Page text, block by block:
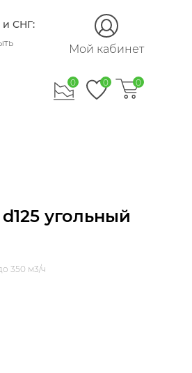
СНГ:
10
Мой кабинет
0 0 0
угольный
350 м3/ч